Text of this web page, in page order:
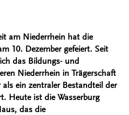
am Niederrhein hat die
10. Dezember gefeiert. Seit
das Bildungs- und
Niederrhein in Trägerschaft
ein zentraler Bestandteil der
Heute ist die Wasserburg
das die